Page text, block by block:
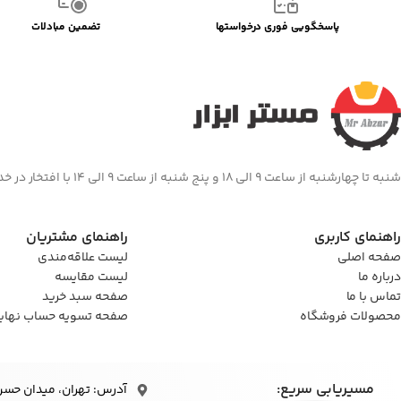
پاسخگویی فوری درخواستها تضمین مبادلات
شنبه تا چهارشنبه از ساعت 9 الی 18 و پنج شنبه از ساعت 9 الی 14 با افتخار در خدمت شما هستیم
راهنمای کاربری
صفحه اصلی
درباره ما
تماس با ما
محصولات فروشگاه
راهنمای مشتریان
لیست علاقه‌مندی
لیست مقایسه
صفحه سبد خرید
صفحه تسویه حساب
مسیریابی سریع: آدرس: تهران، میدان